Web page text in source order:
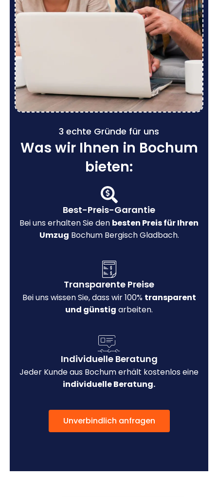
3 echte Gründe für uns
Was wir Ihnen in Bochum
bieten:
Best-Preis-Garantie
Bei uns erhalten Sie den besten Preis für Ihren
Umzug Bochum Bergisch Gladbach.
Transparente Preise
Bei uns wissen Sie, dass wir 100% transparent
und günstig arbeiten.
Individuelle Beratung
Jeder Kunde aus Bochum erhält kostenlos eine
individuelle Beratung.
Unverbindlich anfragen